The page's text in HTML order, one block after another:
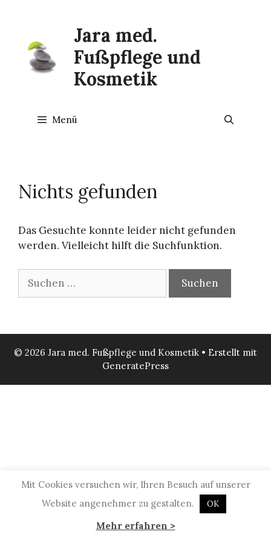
Jara med.
Fußpflege und
Kosmetik
Menü
Nichts gefunden
Das Gesuchte konnte leider nicht gefunden
werden. Vielleicht hilft die Suchfunktion.
Suchen
nach:
© 2026 Jara med. Fußpflege und Kosmetik • Erstellt mit
GeneratePress
Mit Cookies versuchen wir, Ihren Besuch auf unserer
Website angenehmer zu gestalten.
OK
Mehr erfahren >